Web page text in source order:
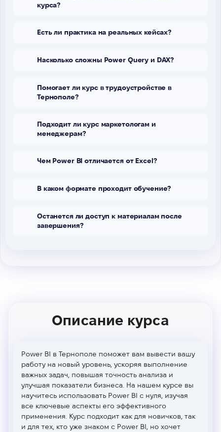
курса?
Есть ли практика на реальных кейсах?
Насколько сложны Power Query и DAX?
Помогает ли курс в трудоустройстве в
Тернополе?
Подходит ли курс маркетологам и
менеджерам?
Чем Power BI отличается от Excel?
В каком формате проходит обучение?
Останется ли доступ к материалам после
завершения?
Описание курса
Power BI в Тернополе поможет вам вывести вашу
работу на новый уровень, ускоряя выполнение
важных задач, повышая точность анализа и
улучшая показатели бизнеса. На нашем курсе вы
научитесь использовать Power BI с нуля, изучая
все ключевые аспекты его эффективного
применения. Курс подходит как для новичков, так
и для тех, кто уже знаком с Power BI, но хочет